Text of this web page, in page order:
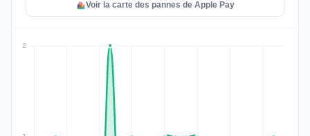
Voir la carte des pannes de Apple Pay